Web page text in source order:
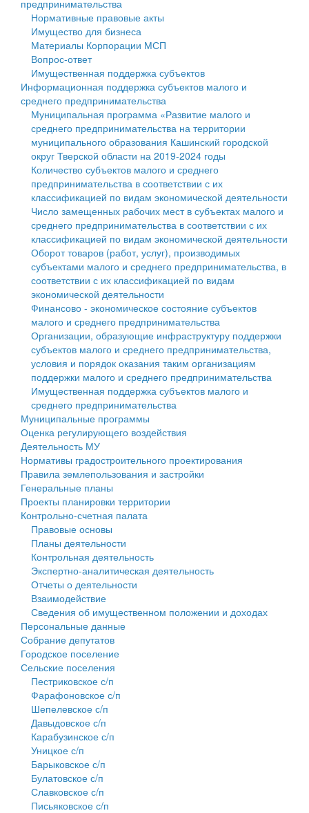
Государственные услуги
Промышленность и АПК
Экономика и бизнес
...
Символика
Устав
Гостям округа
Туризм
Культура
Образование
Здравоохранение
Социальная защита
Фотоальбом
муниципального округа Тверской области
Администрация Кашинского муниципального округа
Тверской области
Управление сельскими территориями
Открытые данные
Работа с обращениями граждан
Муниципальный контроль
Муниципальные услуги
Проекты административных регламентов
Антимонопольный комплаенс
Противодействие коррупции
Финансовое управление
Бюджет для граждан
Имущество
Выявление правообладателей ранее учтенных
объектов недвижимости
Имущественная поддержка субъектов малого и
среднего предпринимательства
Информационная поддержка субъектов малого и
среднего предпринимательства
Муниципальные программы
Контрольно-счетная палата
Персональные данные
Оценка регулирующего воздействия
Деятельность МУ
Нормативы градостроительного проектирования
Правила землепользования и застройки
Генеральные планы
Проекты планировки территории
Собрание депутатов
Городское поселение
Сельские поселения
предпринимательства
Нормативные правовые акты
Имущество для бизнеса
Материалы Корпорации МСП
Вопрос-ответ
Имущественная поддержка субъектов
Информационная поддержка субъектов малого и
среднего предпринимательства
Муниципальная программа «Развитие малого и
среднего предпринимательства на территории
муниципального образования Кашинский городской
округ Тверской области на 2019-2024 годы
Количество субъектов малого и среднего
предпринимательства в соответствии с их
классификацией по видам экономической деятельности
Число замещенных рабочих мест в субъектах малого и
среднего предпринимательства в соответствии с их
классификацией по видам экономической деятельности
Оборот товаров (работ, услуг), производимых
субъектами малого и среднего предпринимательства, в
соответствии с их классификацией по видам
экономической деятельности
Финансово - экономическое состояние субъектов
малого и среднего предпринимательства
Организации, образующие инфраструктуру поддержки
субъектов малого и среднего предпринимательства,
условия и порядок оказания таким организациям
поддержки малого и среднего предпринимательства
Имущественная поддержка субъектов малого и
среднего предпринимательства
Муниципальные программы
Оценка регулирующего воздействия
Деятельность МУ
Нормативы градостроительного проектирования
Правила землепользования и застройки
Генеральные планы
Проекты планировки территории
Контрольно-счетная палата
Правовые основы
Планы деятельности
Контрольная деятельность
Экспертно-аналитическая деятельность
Отчеты о деятельности
Взаимодействие
Сведения об имущественном положении и доходах
Персональные данные
Собрание депутатов
Городское поселение
Сельские поселения
Пестриковское с/п
Фарафоновское с/п
Шепелевское с/п
Давыдовское с/п
Карабузинское с/п
Уницкое с/п
Барыковское с/п
Булатовское с/п
Славковское с/п
Письяковское с/п